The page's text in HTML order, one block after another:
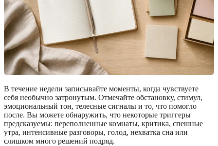
В течение недели записывайте моменты, когда чувствуете
себя необычно затронутым. Отмечайте обстановку, стимул,
эмоциональный тон, телесные сигналы и то, что помогло
после. Вы можете обнаружить, что некоторые триггеры
предсказуемы: переполненные комнаты, критика, спешные
утра, интенсивные разговоры, голод, нехватка сна или
слишком много решений подряд.